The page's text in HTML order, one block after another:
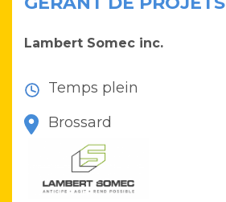
Lambert Somec inc.
Temps plein
Brossard